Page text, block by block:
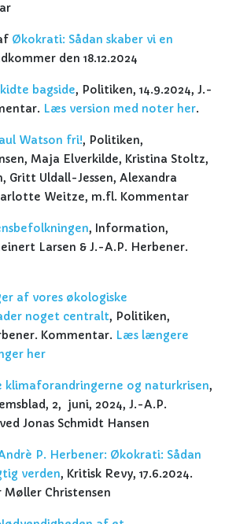
Økokrati: Sådan skaber vi en
den 18.12.2024
bagside, Politiken, 14.9.2024, J.-
Læs version med noter her.
Watson fri!, Politiken,
Maja Elverkilde, Kristina Stoltz,
Gritt Uldall-Jessen, Alexandra
Weitze, m.fl. Kommentar
, Information,
Larsen & J.-A.P. Herbener.
af vores økologiske
noget centralt, Politiken,
Kommentar. Læs længere
her
klimaforandringerne og naturkrisen,
2, juni, 2024, J.-A.P.
Jonas Schmidt Hansen
P. Herbener: Økokrati: Sådan
verden, Kritisk Revy, 17.6.2024.
Møller Christensen